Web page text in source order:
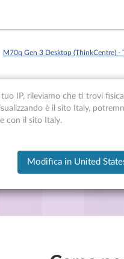
M70q Gen 3 Desktop (ThinkCentre) -
- Type
tuo IP, rileviamo che ti trovi
è il sito Italy,
con il sito Italy.
Modifica in United